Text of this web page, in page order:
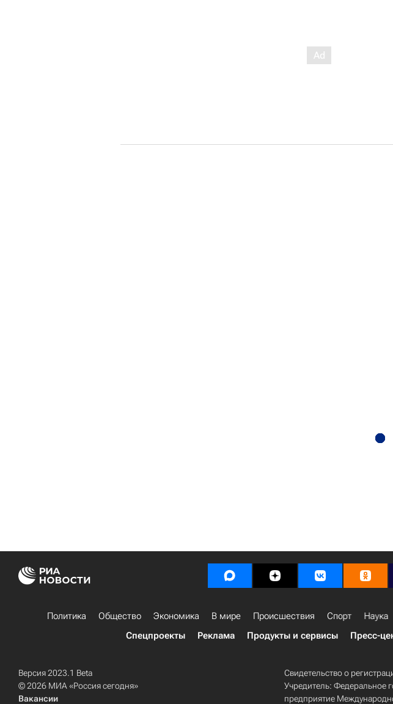
Политика Общество Экономика В мире Происшествия Спорт Наука
Спецпроекты
Реклама Продукты и сервисы Пресс-
Версия 2023.1 Beta
© 2026 МИА «Россия сегодня»
Вакансии
Свидетельство о
Учредитель: Федеральное
предприятие